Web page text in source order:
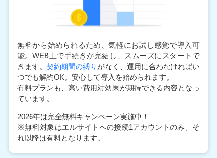
無料から始められるため、気軽にお試し感覚で導入可
能。WEB上で手続きが完結し、スムーズにスタートで
きます。契約期間の縛り がなく、運用に合わなければい
つでも解約OK。安心して導入を始められます。
有料プランも、高い費用対効果が期待できる内容となっ
ています。
2026年は完全無料キャンペーン実施中！
※無料対象はエルサイトへの接続1アカウントのみ。そ
れ以降は有料となります。